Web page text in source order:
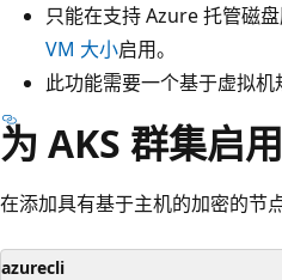
只能在支持 Azure 托管磁
VM 大小启用。
此功能需要一个基于虚拟
为 AKS 群集启
在添加具有基于主机的加密的节
azurecli